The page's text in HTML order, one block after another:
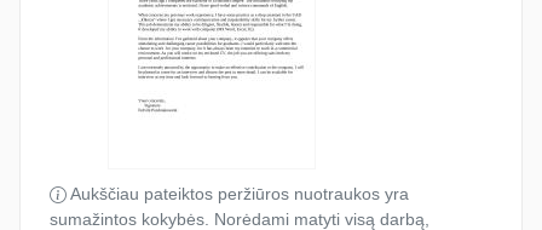
Aukščiau pateiktos peržiūros nuotraukos yra
sumažintos kokybės. Norėdami matyti visą darbą,